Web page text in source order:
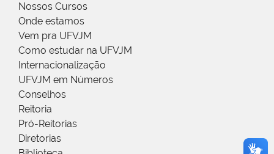
Nossos Cursos
Onde estamos
Vem pra UFVJM
Como estudar na UFVJM
Internacionalização
UFVJM em Números
Conselhos
Reitoria
Pró-Reitorias
Diretorias